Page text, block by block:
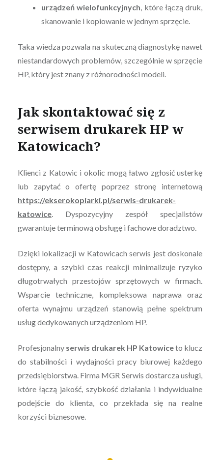
urządzeń wielofunkcyjnych , które łączą druk,
skanowanie i kopiowanie w jednym sprzęcie.
Taka wiedza pozwala na skuteczną diagnostykę nawet
niestandardowych problemów, szczególnie w sprzęcie
HP, który jest znany z różnorodności modeli.
Jak skontaktować się z
serwisem drukarek HP w
Katowicach?
Klienci z Katowic i okolic mogą łatwo zgłosić usterkę
lub zapytać o ofertę poprzez stronę internetową
https://ekserokopiarki.pl/serwis-drukarek-
katowice. Dyspozycyjny zespół specjalistów
gwarantuje terminową obsługę i fachowe doradztwo.
Dzięki lokalizacji w Katowicach serwis jest doskonale
dostępny, a szybki czas reakcji minimalizuje ryzyko
długotrwałych przestojów sprzętowych w firmach.
Wsparcie techniczne, kompleksowa naprawa oraz
oferta wynajmu urządzeń stanowią pełne spektrum
usług dedykowanych urządzeniom HP.
Profesjonalny serwis drukarek HP Katowiceto klucz
do stabilności i wydajności pracy biurowej każdego
przedsiębiorstwa. Firma MGR Serwis dostarcza usługi,
które łączą jakość, szybkość działania i indywidualne
podejście do klienta, co przekłada się na realne
korzyści biznesowe.